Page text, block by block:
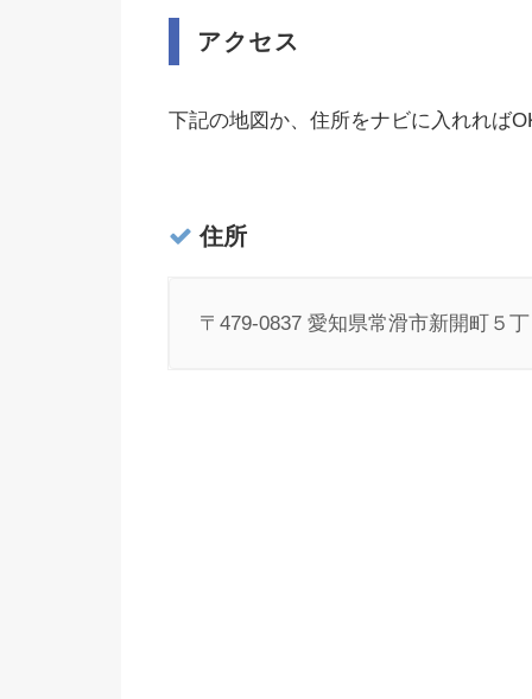
アクセス
下記の地図か、住所をナビに入れれば
住所
〒479-0837 愛知県常滑市新開町５